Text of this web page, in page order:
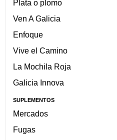
Plata o plomo
Ven A Galicia
Enfoque
Vive el Camino
La Mochila Roja
Galicia Innova
SUPLEMENTOS
Mercados
Fugas